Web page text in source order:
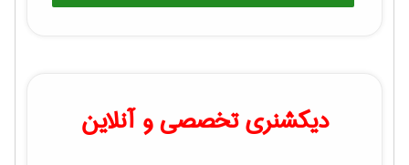
دیکشنری تخصصی و آنلاین